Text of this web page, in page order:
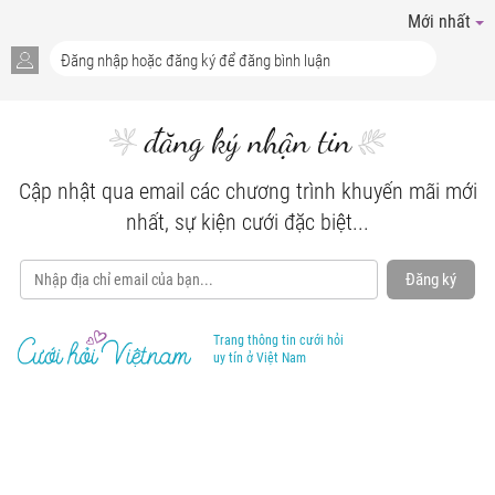
Mới nhất
đăng ký nhận tin
Cập nhật qua email các chương trình khuyến mãi mới
nhất, sự kiện cưới đặc biệt...
Đăng ký
Trang thông tin cưới hỏi
uy tín ở Việt Nam